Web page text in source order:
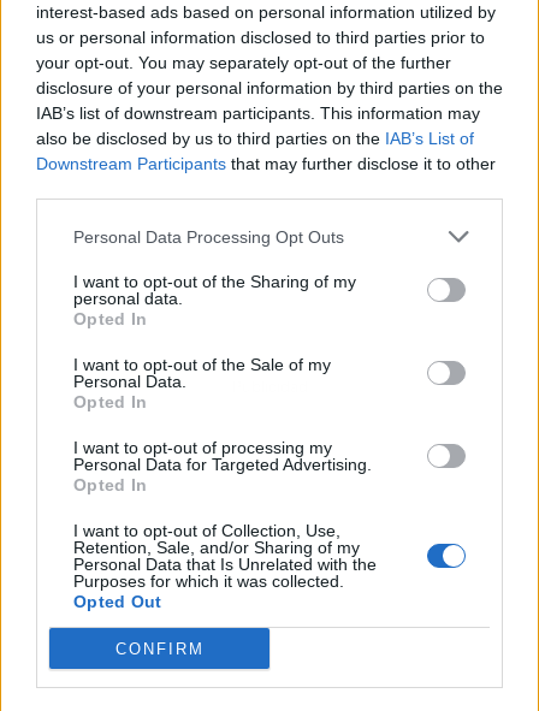
interest-based ads based on personal information utilized by
us or personal information disclosed to third parties prior to
your opt-out. You may separately opt-out of the further
disclosure of your personal information by third parties on the
IAB’s list of downstream participants. This information may
also be disclosed by us to third parties on the IAB’s List of
Downstream Participants that may further disclose it to other
Personal Data Processing Opt Outs
I want to opt-out of the Sharing of my
personal data.
Opted In
I want to opt-out of the Sale of my
Personal Data.
Opted In
I want to opt-out of processing my
Personal Data for Targeted Advertising.
Opted In
I want to opt-out of Collection, Use,
Retention, Sale, and/or Sharing of my
Personal Data that Is Unrelated with the
Purposes for which it was collected.
Opted Out
CONFIRM